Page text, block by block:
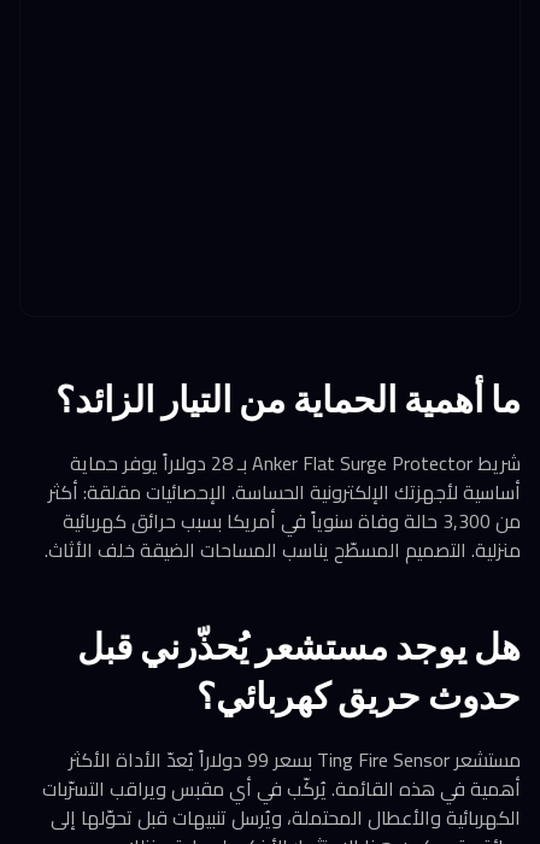
ما أهمية الحماية من التيار الزائد؟
شريط Anker Flat Surge Protector بـ 28 دولاراً يوفر حماية
أساسية لأجهزتك الإلكترونية الحساسة. الإحصائيات مقلقة: أكثر
من 3,300 حالة وفاة سنوياً في أمريكا بسبب حرائق كهربائية
منزلية. التصميم المسطّح يناسب المساحات الضيقة خلف الأثاث.
هل يوجد مستشعر يُحذّرني قبل
حدوث حريق كهربائي؟
مستشعر Ting Fire Sensor بسعر 99 دولاراً يُعدّ الأداة الأكثر
أهمية في هذه القائمة. يُركّب في أي مقبس ويراقب التسرّبات
الكهربائية والأعطال المحتملة، ويُرسل تنبيهات قبل تحوّلها إلى